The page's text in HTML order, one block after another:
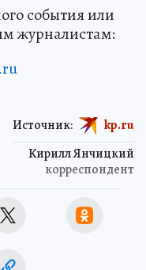
события или
журналистам:
Кирилл Янчицкий
корреспондент
Источник: kp.ru